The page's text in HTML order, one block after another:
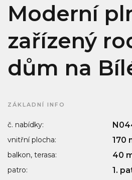
Moderní
zařízený
dům na
ZÁKLADNÍ INFO
č. nabídky:
vnitřní plocha: 170
balkon, terasa: 40
patro: 1.